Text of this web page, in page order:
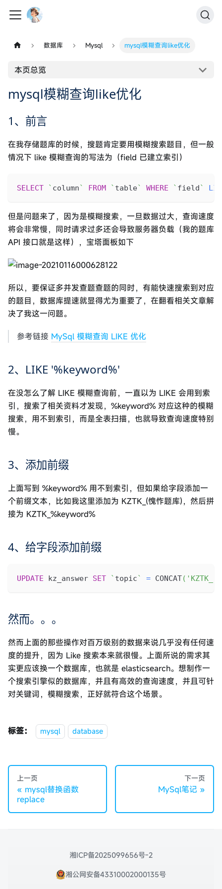
数据库 Mysql mysql模糊查询like优化
本页总览
mysql模糊查询like优化
1、前言
在我存储题库的时候，搜题肯定要用模糊搜索题目，但一般
情况下 like 模糊查询的写法为（field 已建立索引）
SELECT ` column` FROM ` table` WHERE ` field`
但是问题来了，因为是模糊搜索，一旦数据过大，查询速度
将会非常慢，同时请求过多还会导致服务器负载（我的题库
API 接口就是这样），宝塔面板如下
所以，要保证多并发查题查题的同时，有能快速搜索到对应
的题目，数据库提速就显得尤为重要了，在翻看相关文章解
决了我这一问题。
参考链接 MySql 模糊查询 LIKE 优化
2、LIKE '%keyword%'
在没怎么了解 LIKE 模糊查询前，一直以为 LIKE 会用到索
引，搜索了相关资料才发现，%keyword% 对应这种的模糊
搜索，用不到索引，而是全表扫描，也就导致查询速度特别
慢。
3、添加前缀
上面写到 %keyword% 用不到索引，但如果给字段添加一
个前缀文本，比如我这里添加为 KZTK_(愧怍题库)，然后拼
接为 KZTK_%keyword%
4、给字段添加前缀
UPDATE kz_answer SET ` topic` = CONCAT( 'KZTK_'
然而。。。
然而上面的那些操作对百万级别的数据来说几乎没有任何速
度的提升，因为 Like 搜索本来就很慢。上面所说的需求其
实更应该换一个数据库，也就是 elasticsearch。想制作一
个搜索引擎似的数据库，并且有高效的查询速度，并且可针
对关键词，模糊搜索，正好就符合这个场景。
标签： mysql database
上一页
mysql替换函数
replace
下一页
MySql笔记
湘ICP备2025099656号-2
湘公网安备43310002000135号